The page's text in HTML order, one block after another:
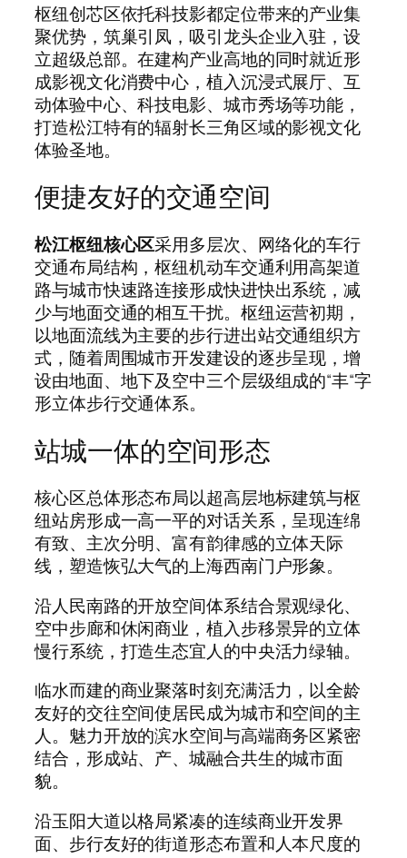
枢纽创芯区依托科技影都定位带来的产业集
聚优势，筑巢引凤，吸引龙头企业入驻，设
立超级总部。在建构产业高地的同时就近形
成影视文化消费中心，植入沉浸式展厅、互
动体验中心、科技电影、城市秀场等功能，
打造松江特有的辐射长三角区域的影视文化
体验圣地。
便捷友好的交通空间
松江枢纽核心区采用多层次、网络化的车行
交通布局结构，枢纽机动车交通利用高架道
路与城市快速路连接形成快进快出系统，减
少与地面交通的相互干扰。枢纽运营初期，
以地面流线为主要的步行进出站交通组织方
式，随着周围城市开发建设的逐步呈现，增
设由地面、地下及空中三个层级组成的“丰“字
形立体步行交通体系。
站城一体的空间形态
核心区总体形态布局以超高层地标建筑与枢
纽站房形成一高一平的对话关系，呈现连绵
有致、主次分明、富有韵律感的立体天际
线，塑造恢弘大气的上海西南门户形象。
沿人民南路的开放空间体系结合景观绿化、
空中步廊和休闲商业，植入步移景异的立体
慢行系统，打造生态宜人的中央活力绿轴。
临水而建的商业聚落时刻充满活力，以全龄
友好的交往空间使居民成为城市和空间的主
人。魅力开放的滨水空间与高端商务区紧密
结合，形成站、产、城融合共生的城市面
貌。
沿玉阳大道以格局紧凑的连续商业开发界
面、步行友好的街道形态布置和人本尺度的